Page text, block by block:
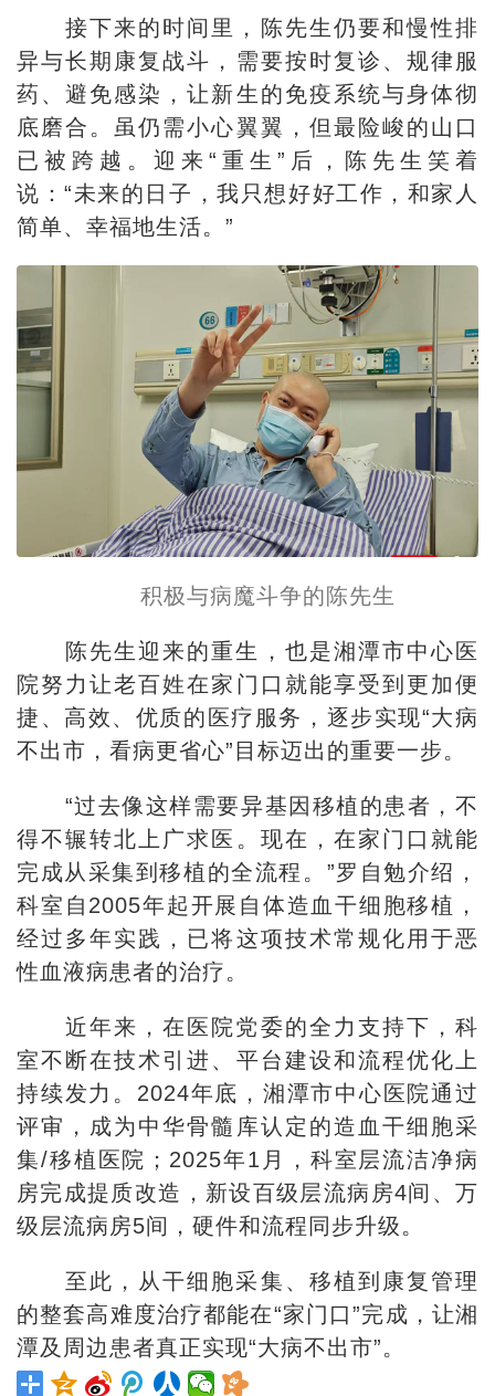
接下来的时间里，陈先生仍要和慢性排
异与长期康复战斗，需要按时复诊、规律服
药、避免感染，让新生的免疫系统与身体彻
底磨合。虽仍需小心翼翼，但最险峻的山口
已被跨越。迎来“重生”后，陈先生笑着
说：“未来的日子，我只想好好工作，和家人
简单、幸福地生活。”
积极与病魔斗争的陈先生
陈先生迎来的重生，也是湘潭市中心医
院努力让老百姓在家门口就能享受到更加便
捷、高效、优质的医疗服务，逐步实现“大病
不出市，看病更省心”目标迈出的重要一步。
“过去像这样需要异基因移植的患者，不
得不辗转北上广求医。现在，在家门口就能
完成从采集到移植的全流程。”罗自勉介绍，
科室自2005年起开展自体造血干细胞移植，
经过多年实践，已将这项技术常规化用于恶
性血液病患者的治疗。
近年来，在医院党委的全力支持下，科
室不断在技术引进、平台建设和流程优化上
持续发力。2024年底，湘潭市中心医院通过
评审，成为中华骨髓库认定的造血干细胞采
集/移植医院；2025年1月，科室层流洁净病
房完成提质改造，新设百级层流病房4间、万
级层流病房5间，硬件和流程同步升级。
至此，从干细胞采集、移植到康复管理
的整套高难度治疗都能在“家门口”完成，让湘
潭及周边患者真正实现“大病不出市”。